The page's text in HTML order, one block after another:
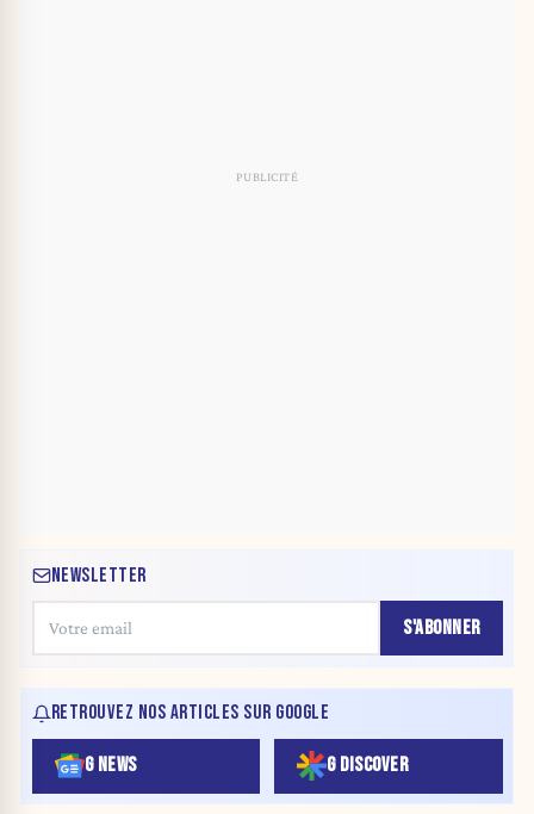
NEWSLETTER
S'ABONNER
RETROUVEZ NOS ARTICLES SUR GOOGLE
G NEWS G DISCOVER